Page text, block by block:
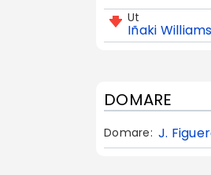
Ut
Iñaki Williams
DOMARE
Domare: J.